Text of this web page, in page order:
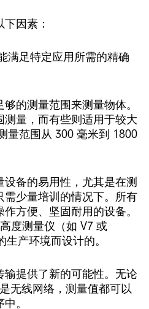
因素：
满足特定应用所需的精确
够的测量范围来测量物体。
量，而有些则适用于较大
量范围从 300 毫米到 1800
设备的易用性，尤其是在测
需少量培训的情况下。所有
方便、坚固耐用的设备。
度测量仪（如 V7 或
生产环境而设计的。
输提供了新的可能性。无论
无线网络，测量值都可以
。